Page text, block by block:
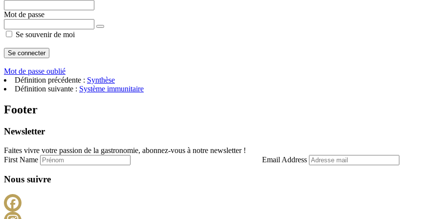
Mot de passe
Se souvenir de moi
Mot de passe oublié
Définition précédente : Synthèse
Définition suivante : Système immunitaire
Footer
Newsletter
Faites vivre votre passion de la gastronomie, abonnez-vous à notre newsletter !
First Name
Email Address
Nous suivre